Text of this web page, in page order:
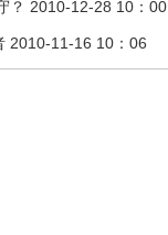
？ 2010-12-28 10：00
2010-11-16 10：06